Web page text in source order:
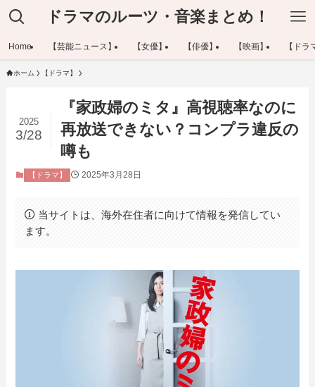
ドラマのルーツ・音楽まとめ！
Home 【芸能ニュース】 【女優】 【俳優】 【映画】 【ドラ
ホーム 【ドラマ】
『家政婦のミタ』高視聴率なのに
再放送できない？コンプラ違反の
噂も
2025
3/28
【ドラマ】 2025年3月28日
当サイトは、海外在住者に向けて情報を発信してい
ます。